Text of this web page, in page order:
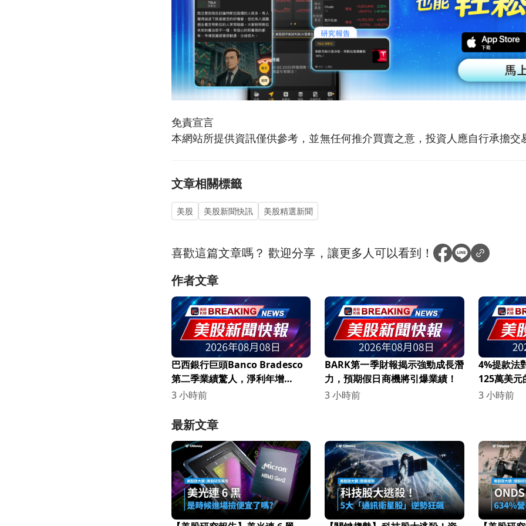
免責宣言
本網站所提供資訊僅供參考，並無任何推介買賣之意，投資人應自行承擔交
文章相關標籤
美股 美股新聞快訊 美股精選新聞
喜歡這篇文章嗎？歡迎分享，讓更多人可以看到！
作者文章
巴西銀行巨頭Banco Bradesco
第二季業績驚人，淨利年增
16.2%！
3 小時前
BARK第一季財報揭示強勁成長潛
力，預期假日商機將引爆業績！
3 小時前
4%提款法
125萬美元
3 小時前
最新文章